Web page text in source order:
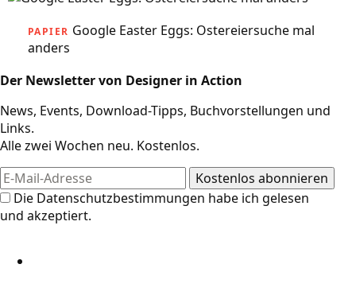
PAPIER Google Easter Eggs: Ostereiersuche mal
anders
Der Newsletter von Designer in Action
News, Events, Download-Tipps, Buchvorstellungen und
Links.
Alle zwei Wochen neu. Kostenlos.
Die Datenschutzbestimmungen habe ich gelesen
und akzeptiert.